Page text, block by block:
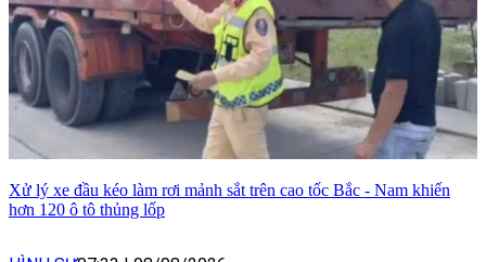
Xử lý xe đầu kéo làm rơi mảnh sắt trên cao tốc Bắc - Nam khiến
hơn 120 ô tô thủng lốp